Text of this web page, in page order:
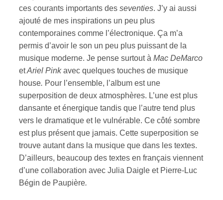
ces courants importants des seventies. J’y ai aussi
ajouté de mes inspirations un peu plus
contemporaines comme l’électronique. Ça m’a
permis d’avoir le son un peu plus puissant de la
musique moderne. Je pense surtout à Mac DeMarco
etAriel Pinkavec quelques touches de musique
house. Pour l’ensemble, l’album est une
superposition de deux atmosphères. L’une est plus
dansante et énergique tandis que l’autre tend plus
vers le dramatique et le vulnérable. Ce côté sombre
est plus présent que jamais. Cette superposition se
trouve autant dans la musique que dans les textes.
D’ailleurs, beaucoup des textes en français viennent
d’une collaboration avec Julia Daigle et Pierre-Luc
Bégin de Paupière.